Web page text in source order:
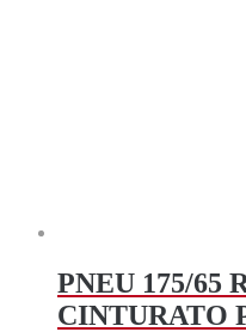
PNEU 175/65
CINTURATO